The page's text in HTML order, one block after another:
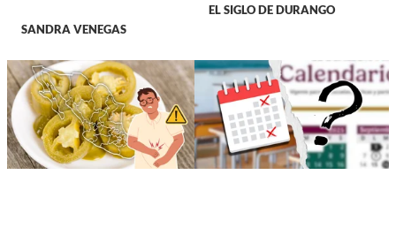
SANDRA VENEGAS
EL SIGLO DE DURANGO